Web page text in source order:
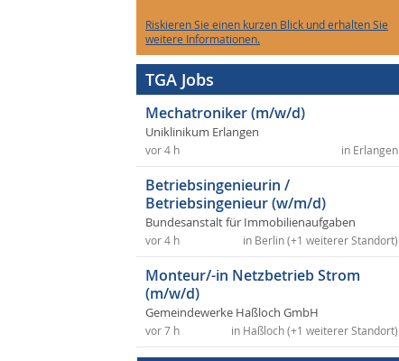
Riskieren Sie einen kurzen Blick und erhalten Sie
weitere Informationen.
TGA Jobs
Mechatroniker (m/w/d)
Uniklinikum Erlangen
in Erlangen
vor 4 h
Betriebsingenieurin /
Betriebsingenieur (w/m/d)
Bundesanstalt für Immobilienaufgaben
in Berlin (+1 weiterer Standort)
vor 4 h
Monteur/-in Netzbetrieb Strom
(m/w/d)
Gemeindewerke Haßloch GmbH
in Haßloch (+1 weiterer Standort)
vor 7 h